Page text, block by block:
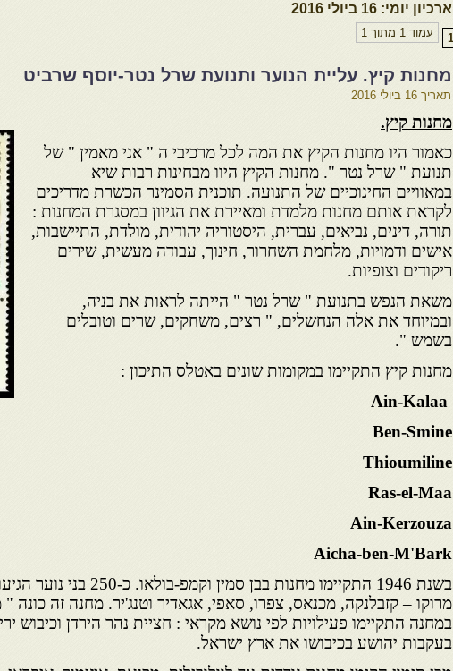
ארכיון יומי: 16 ביולי 2016
עמוד 1 מתוך 1 1
מחנות קיץ. עליית הנוער ותנועת שרל נטר-יוסף שרביט
תאריך 16 ביולי 2016
מחנות קיץ.
כאמור היו מחנות הקיץ את המה לכל מרכיבי ה " אני מאמין " של
תנועת " שרל נטר ". מחנות הקיץ היוו מבחינות רבות שיא
במאוויים החינוכיים של התנועה. תוכנית הסמינר הכשרת מדריכים
לקראת אותם מחנות מלמדת ומאיירת את הגיוון במסגרת המחנות :
תורה, דינים, נביאים, עברית, היסטוריה יהודית, מולדת, התיישבות,
אישים ודמויות, מלחמת השחרור, חינוך, עבודה מעשית, שירים
ריקודים וצופיות.
משאת הנפש בתנועת " שרל נטר " הייתה לראות את בניה,
ובמיוחד את אלה הנחשלים, " רצים, משחקים, שרים וטובלים
בשמש ".
מחנות קיץ התקיימו במקומות שונים באטלס התיכון :
Ain-Kalaa
Ben-Smine
Thioumiline
Ras-el-Maa
Ain-Kerzouza
Aicha-ben-M'Bark
בשנת 1946 התקיימו מחנות בבן סמין וקמפ-
מרוקו – קזבלנקה, מכנאס, צפרו, סאפי, אגאדיר וטנג'יר. מחנה זה כונה
במחנה התקיימו פעילויות לפי נושא מקראי : חציית נהר הירדן וכיבוש
בעקבות יהושע בכיבושו את ארץ ישראל.